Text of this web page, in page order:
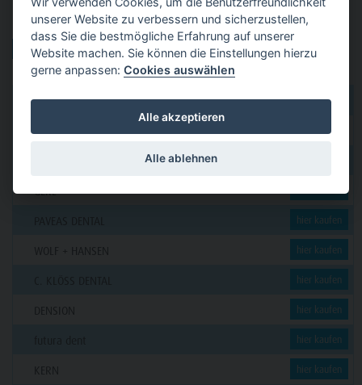
Produktvarianten:
dental 2000 hier kaufen
Dental Eggert hier kaufen
GERL
hier kaufen
hier kaufen
hier kaufen
hier kaufen
hier kaufen
hier kaufen
unserer Website zu verbessern und sicherzustellen,
dass Sie die bestmögliche Erfahrung auf unserer
Website machen. Sie können die Einstellungen hierzu
gerne anpassen:Cookies auswählen
Alle akzeptieren
Alle ablehnen